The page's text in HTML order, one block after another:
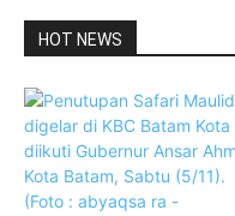
HOT NEWS